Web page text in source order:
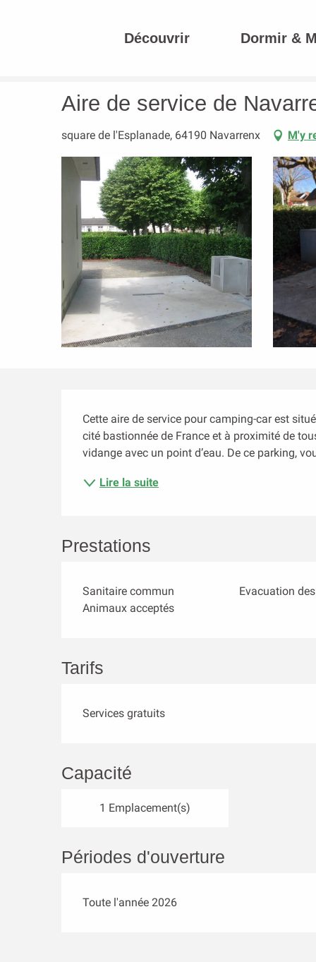
Découvrir Dormir &
Aire de service de
square de l'Esplanade, 64190 Navarrenx M'y
Cette aire de service pour camping-car est
cité bastionnée de France et à proximité de
vidange avec un point d’eau. De ce parking,
Lire la suite
Prestations
Sanitaire commun Evacuation
Animaux acceptés
Tarifs
Services gratuits
Capacité
1 Emplacement(s)
Périodes d'ouverture
Toute l'année 2026